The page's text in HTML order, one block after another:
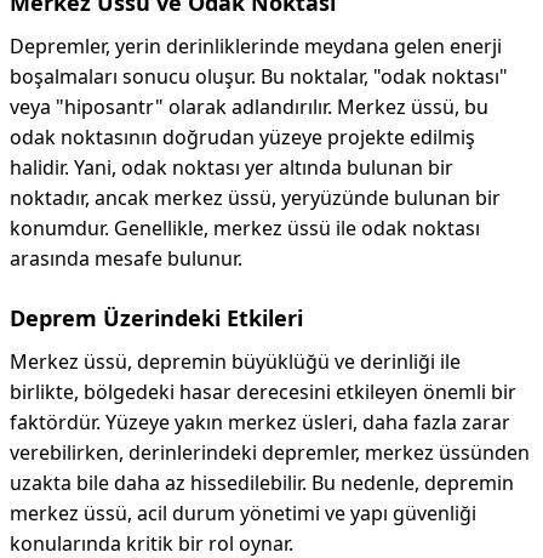
Depremler, yerin derinliklerinde meydana gelen enerji
boşalmaları sonucu oluşur. Bu noktalar, "odak noktası"
veya "hiposantr" olarak adlandırılır. Merkez üssü, bu
odak noktasının doğrudan yüzeye projekte edilmiş
halidir. Yani, odak noktası yer altında bulunan bir
noktadır, ancak merkez üssü, yeryüzünde bulunan bir
konumdur. Genellikle, merkez üssü ile odak noktası
arasında mesafe bulunur.
Deprem Üzerindeki Etkileri
Merkez üssü, depremin büyüklüğü ve derinliği ile
birlikte, bölgedeki hasar derecesini etkileyen önemli bir
faktördür. Yüzeye yakın merkez üsleri, daha fazla zarar
verebilirken, derinlerindeki depremler, merkez üssünden
uzakta bile daha az hissedilebilir. Bu nedenle, depremin
merkez üssü, acil durum yönetimi ve yapı güvenliği
konularında kritik bir rol oynar.